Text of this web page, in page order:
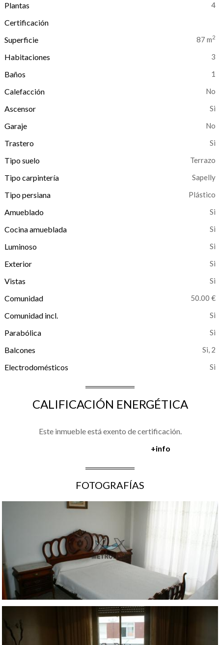
Plantas 4
Certificación
Superficie
87 m2
Habitaciones 3
Baños 1
Calefacción
Ascensor
Si
Garaje
Trastero
Tipo suelo
Terrazo
Tipo carpintería Sapelly
Tipo persiana Plástico
Amueblado
Cocina amueblada
Luminoso
Exterior
Vistas
Comunidad
50.00 €
Comunidad incl.
Parabólica
Balcones
, 2
Electrodomésticos
CALIFICACIÓN ENERGÉTICA
Este inmueble está exento de certificación.
+info
FOTOGRAFÍAS